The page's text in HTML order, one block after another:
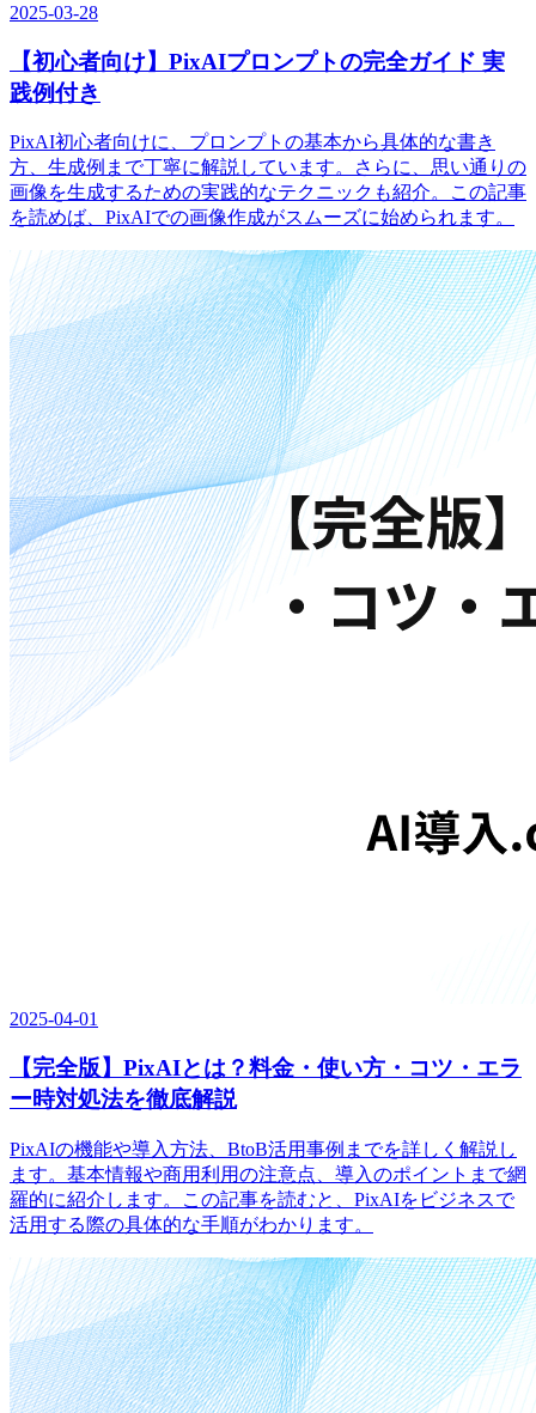
2025-03-28
【初心者向け】PixAIプロンプトの完全ガイド 実
践例付き
PixAI初心者向けに、プロンプトの基本から具体的な書き
方、生成例まで丁寧に解説しています。さらに、思い通りの
画像を生成するための実践的なテクニックも紹介。この記事
を読めば、PixAIでの画像作成がスムーズに始められます。
2025-04-01
【完全版】PixAIとは？料金・使い方・コツ・エラ
ー時対処法を徹底解説
PixAIの機能や導入方法、BtoB活用事例までを詳しく解説し
ます。基本情報や商用利用の注意点、導入のポイントまで網
羅的に紹介します。この記事を読むと、PixAIをビジネスで
活用する際の具体的な手順がわかります。